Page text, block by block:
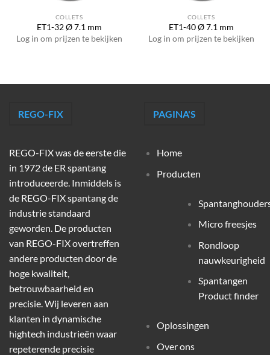
COLLETS
ET1-32 Ø 7.1 mm
Log in om prijzen te bekijken
COLLETS
ET1-40 Ø 7.1 mm
Log in om prijzen te bekijken
REGO-FIX
REGO-FIX was de eerste die
in 1972 de ER spantang
introduceerde. Inmiddels is
de REGO-FIX spantang de
industrie standaard
geworden. De producten
van REGO-FIX overtreffen
andere producten door de
hoge kwaliteit,
betrouwbaarheid en
precisie. Wij leveren aan
klanten in dynamische
hightech industrieën waar
repeterende precisie
PAGINA'S
Home
Producten
Micro freesjes
Rondloop
nauwkeurigheid
Spantangen
Product finder
Oplossingen
Over ons